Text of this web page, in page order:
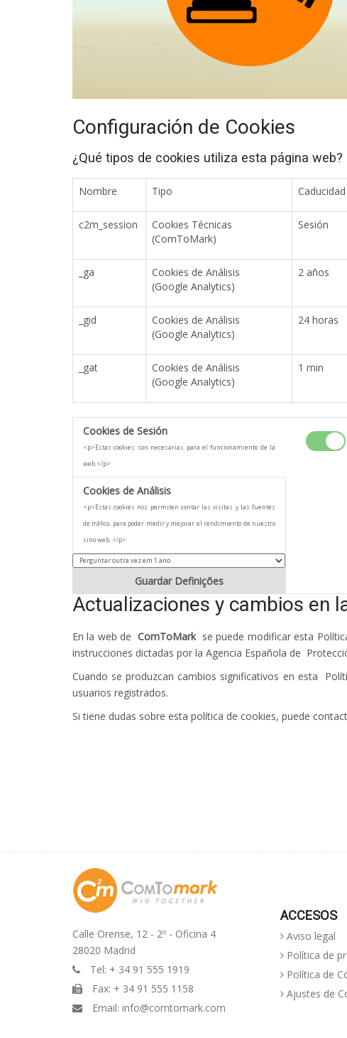
Configuración de Cookies
¿Qué tipos de cookies utiliza esta página web?
Nombre Tipo Caducidad
c2m_session
Cookies Técnicas
(ComToMark)
Sesión
_ga
Cookies de Análisis
(Google Analytics)
2 años
_gid
Cookies de Análisis
(Google Analytics)
24 horas
_gat
Cookies de Análisis
(Google Analytics)
1 min
Cookies de Sesión
<p>Estas cookies son necesarias para el funcionamiento de la
web.</p>
Cookies de Análisis
<p>Estas cookies nos permiten contar las visitas y las fuentes
de tráfico, para poder medir y mejorar el rendimiento de nuestro
sitio web. </p>
Guardar Definições
Actualizaciones y cambios en
En la web deComToMarkse puede modificar esta
instrucciones dictadas por la Agencia Española de
Cuando se produzcan cambios significativos en esta
usuarios registrados.
Si tiene dudas sobre esta política de cookies, puede
Calle Orense, 12 - 2º - Oficina 4
28020 Madrid
Tel: + 34 91 555 1919
Fax: + 34 91 555 1158
Email: info@comtomark.com
ACCESOS
Aviso legal
Política de
Política de
Ajustes de